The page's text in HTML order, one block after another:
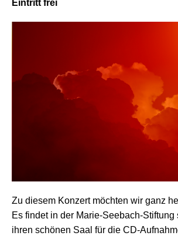
Eintritt frei
Zu diesem Konzert möchten wir ganz
Es findet in der Marie-Seebach-Stiftung
ihren schönen Saal für die CD-